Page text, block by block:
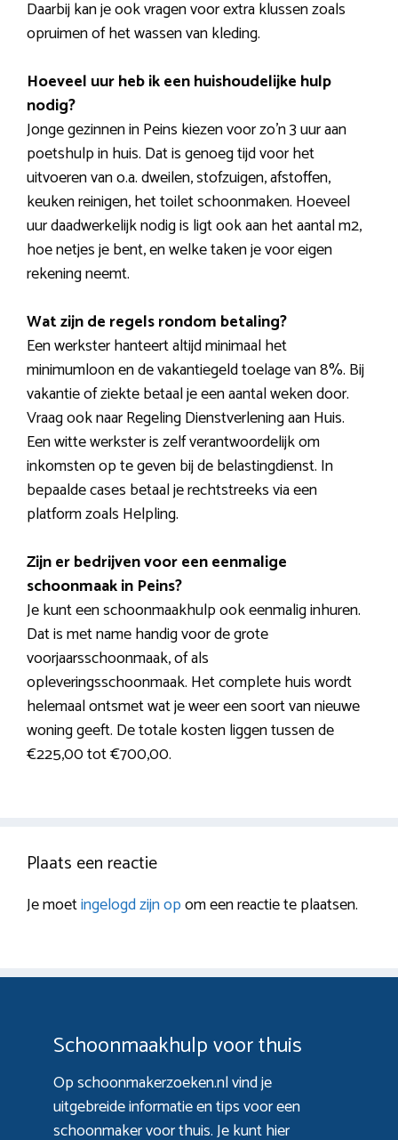
Daarbij kan je ook vragen voor extra klussen zoals
opruimen of het wassen van kleding.
Hoeveel uur heb ik een huishoudelijke hulp
nodig?
Jonge gezinnen in Peins kiezen voor zo’n 3 uur aan
poetshulp in huis. Dat is genoeg tijd voor het
uitvoeren van o.a. dweilen, stofzuigen, afstoffen,
keuken reinigen, het toilet schoonmaken. Hoeveel
uur daadwerkelijk nodig is ligt ook aan het aantal m2,
hoe netjes je bent, en welke taken je voor eigen
rekening neemt.
Wat zijn de regels rondom betaling?
Een werkster hanteert altijd minimaal het
minimumloon en de vakantiegeld toelage van 8%. Bij
vakantie of ziekte betaal je een aantal weken door.
Vraag ook naar Regeling Dienstverlening aan Huis.
Een witte werkster is zelf verantwoordelijk om
inkomsten op te geven bij de belastingdienst. In
bepaalde cases betaal je rechtstreeks via een
platform zoals Helpling.
Zijn er bedrijven voor een eenmalige
schoonmaak in Peins?
Je kunt een schoonmaakhulp ook eenmalig inhuren.
Dat is met name handig voor de grote
voorjaarsschoonmaak, of als
opleveringsschoonmaak. Het complete huis wordt
helemaal ontsmet wat je weer een soort van nieuwe
woning geeft. De totale kosten liggen tussen de
€225,00 tot €700,00.
Plaats een reactie
Je moetingelogd zijn opom een reactie te plaatsen.
Schoonmaakhulp voor thuis
Op schoonmakerzoeken.nl vind je
uitgebreide informatie en tips voor een
schoonmaker voor thuis. Je kunt hier